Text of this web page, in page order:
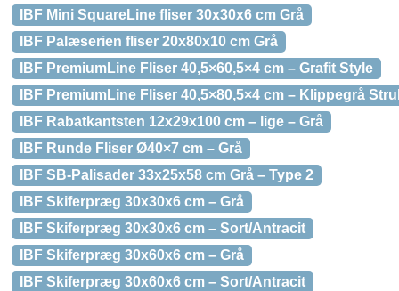
IBF Mini SquareLine fliser 30x30x6 cm Grå
IBF Palæserien fliser 20x80x10 cm Grå
IBF PremiumLine Fliser 40,5×60,5×4 cm – Grafit Style
IBF PremiumLine Fliser 40,5×80,5×4 cm – Klippegrå
IBF Rabatkantsten 12x29x100 cm – lige – Grå
IBF Runde Fliser Ø40×7 cm – Grå
IBF SB-Palisader 33x25x58 cm Grå – Type 2
IBF Skiferpræg 30x30x6 cm – Grå
IBF Skiferpræg 30x30x6 cm – Sort/Antracit
IBF Skiferpræg 30x60x6 cm – Grå
IBF Skiferpræg 30x60x6 cm – Sort/Antracit